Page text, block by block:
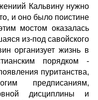
Кальвину нужно
и оно было поистине
мостом оказалась
из-под савойского
организует жизнь в
порядком -
пуританства,
предписаниям,
дисциплины и